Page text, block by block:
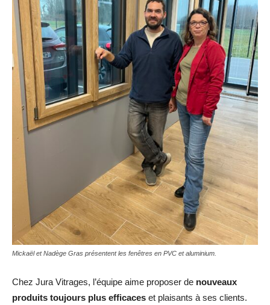
Mickaël et Nadège Gras présentent les fenêtres en PVC et aluminium.
Chez Jura Vitrages, l’équipe aime proposer de nouveaux
produits toujours plus efficaces et plaisants à ses clients.